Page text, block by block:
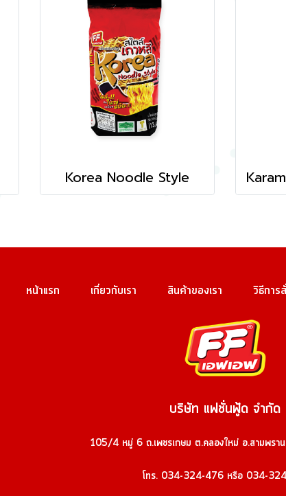
Korea Noodle Style
หน้าแรก เกี่ยวกับเรา สินค้าของเรา วิธีการ
บริษัท แฟชั่นฟู้ด จำกัด
105/4 หมู่ 6 ถ.เพชรเกษม ต.คลองใหม่ อ.สามพร
โทร. 034-324-476 หรือ 034-